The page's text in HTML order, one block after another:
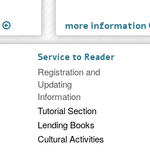
more information
Service to Reader
Registration and
Updating
Information
Tutorial Section
Lending Books
Cultural Activities